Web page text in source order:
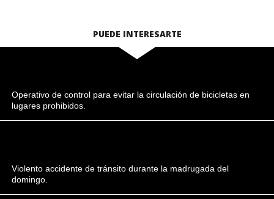
PUEDE INTERESARTE
Operativo de control para evitar la circulación de bicicletas en
lugares prohibidos.
Violento accidente de tránsito durante la madrugada del
domingo.